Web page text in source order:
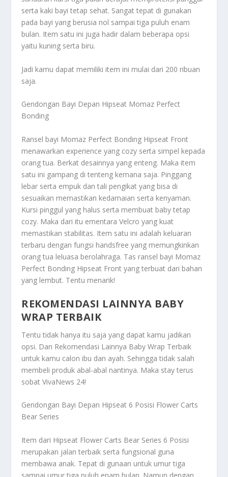
serta kaki bayi tetap sehat. Sangat tepat di gunakan
pada bayi yang berusia nol sampai tiga puluh enam
bulan. Item satu ini juga hadir dalam beberapa opsi
yaitu kuning serta biru.
Jadi kamu dapat memiliki item ini mulai dari 200 ribuan
saja.
Gendongan Bayi Depan Hipseat Momaz Perfect
Bonding
Ransel bayi Momaz Perfect Bonding Hipseat Front
menawarkan experience yang cozy serta simpel kepada
orang tua. Berkat desainnya yang enteng. Maka item
satu ini gampang di tenteng kemana saja. Pinggang
lebar serta empuk dan tali pengikat yang bisa di
sesuaikan memastikan kedamaian serta kenyaman.
Kursi pinggul yang halus serta membuat baby tetap
cozy. Maka dari itu ementara Velcro yang kuat
memastikan stabilitas. Item satu ini adalah keluaran
terbaru dengan fungsi handsfree yang memungkinkan
orang tua leluasa berolahraga. Tas ransel bayi Momaz
Perfect Bonding Hipseat Front yang terbuat dari bahan
yang lembut. Tentu menarik!
REKOMENDASI LAINNYA BABY
WRAP TERBAIK
Tentu tidak hanya itu saja yang dapat kamu jadikan
opsi. Dan Rekomendasi Lainnya Baby Wrap Terbaik
untuk kamu calon ibu dan ayah. Sehingga tidak salah
membeli produk abal-abal nantinya. Maka stay terus
sobat VivaNews 24!
Gendongan Bayi Depan Hipseat 6 Posisi Flower Carts
Bear Series
Item dari Hipseat Flower Carts Bear Series 6 Posisi
merupakan jalan terbaik serta fungsional guna
membawa anak. Tepat di gunaan untuk umur tiga
sampai umur tiga puluh enam bulan. Namun dengan